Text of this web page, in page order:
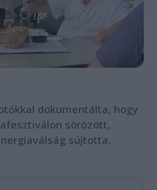
dokumentálta, hogy
sörözött,
sújtotta.